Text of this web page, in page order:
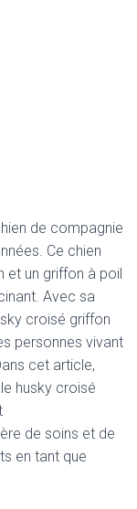
de compagnie
Ce chien
et un griffon à poil
Avec sa
croisé griffon
personnes vivant
cet article,
husky croisé
de soins et de
en tant que